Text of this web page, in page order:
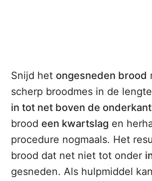
Snijd het ongesneden brood
scherp broodmes in de lengte
in tot net boven de onderkant
brood een kwartslag en
procedure nogmaals. Het
brood dat net niet tot onder
gesneden. Als hulpmiddel